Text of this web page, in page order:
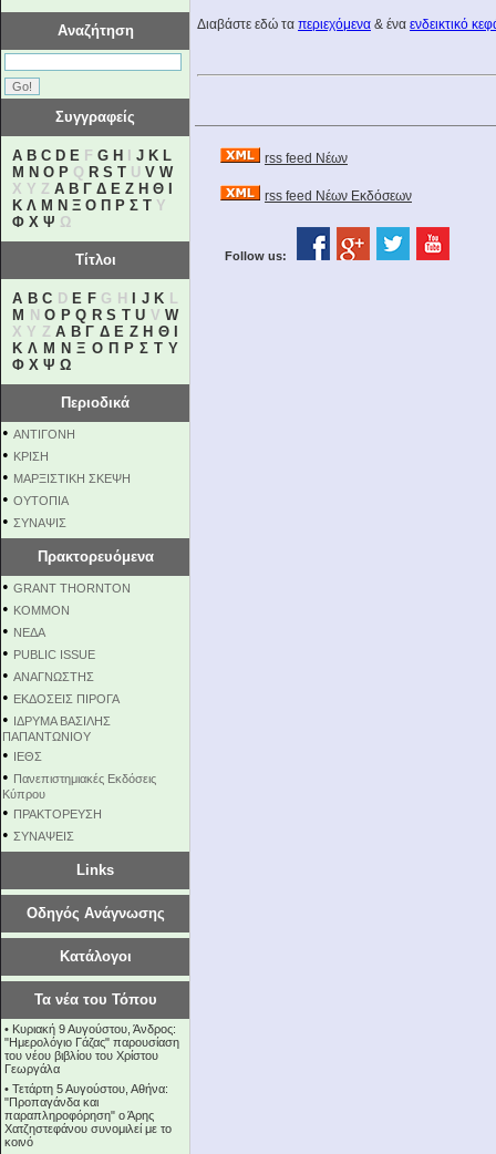
Αναζήτηση
Συγγραφείς
A B C D E F G H J K L
M N O P Q R S T U V W
X Y Z Α Β Γ Δ Ε Ζ Η Θ
Κ Λ Μ Ν Ξ Ο Π Ρ Σ Τ Υ
Φ Χ Ψ Ω
Τίτλοι
A B C D E FG H J K L
M
N O P Q R S T U V W
X Y ZΑ Β Γ Δ Ε Ζ Η Θ
Κ Λ Μ Ν Ξ Ο Π Ρ Σ Τ Υ
Φ Χ Ψ Ω
Περιοδικά
• ΑΝΤΙΓΟΝΗ
• ΚΡΙΣΗ
• ΜΑΡΞΙΣΤΙΚΗ ΣΚΕΨΗ
• ΟΥΤΟΠΙΑ
• ΣΥΝΑΨΙΣ
Πρακτορευόμενα
• GRANT THORNTON
• KOMMON
• NEΔΑ
• PUBLIC ISSUE
• ΑΝΑΓΝΩΣΤΗΣ
• ΕΚΔΟΣΕΙΣ ΠΙΡΟΓΑ
• ΙΔΡΥΜΑ ΒΑΣΙΛΗΣ
ΠΑΠΑΝΤΩΝΙΟΥ
• ΙΕΘΣ
• Πανεπιστημιακές Εκδόσεις
Κύπρου
• ΠΡΑΚΤΟΡΕΥΣΗ
• ΣΥΝΑΨΕΙΣ
Links
Οδηγός Ανάγνωσης
Κατάλογοι
Τα νέα του Τόπου
• Κυριακή 9 Αυγούστου, Άνδρος:
"Ημερολόγιο Γάζας" παρουσίαση
του νέου βιβλίου του Χρίστου
Γεωργάλα
• Τετάρτη 5 Αυγούστου, Αθήνα:
"Προπαγάνδα και
παραπληροφόρηση" ο Άρης
Χατζηστεφάνου συνομιλεί με το
κοινό
Διαβάστε εδώ τα περιεχόμενα & ένα ενδεικτικό
rss feed Νέων
rss feed Νέων Εκδόσεων
Follow us: